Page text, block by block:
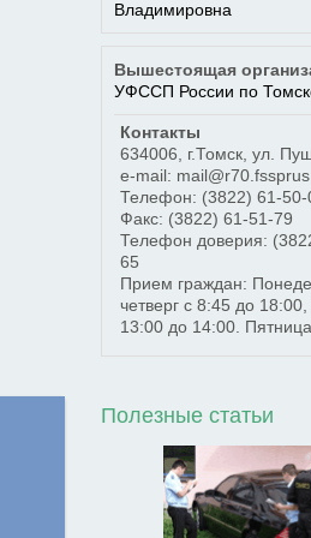
Владимировна
Вышестоящая
УФССП России по
Контакты
634006
г.Томск, ул.
e-mail:
Телефон: (3822) 61-50-
Факс: (3822) 61-51-79
Телефон доверия:
65
Прием граждан:
четверг с 8:45 до
13:00 до 14:00.
Полезные статьи